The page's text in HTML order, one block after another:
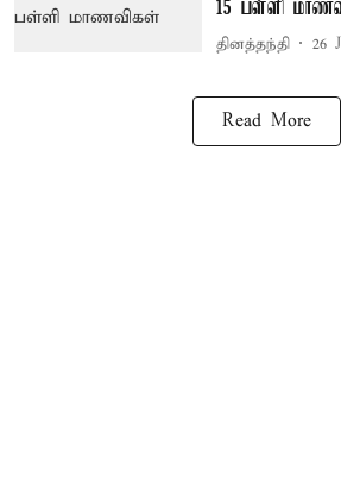
15 பள்ளி
தினத்தந்தி 26
Read More